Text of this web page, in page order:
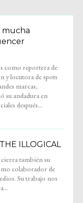
mucha
después...
ILLOGICAL